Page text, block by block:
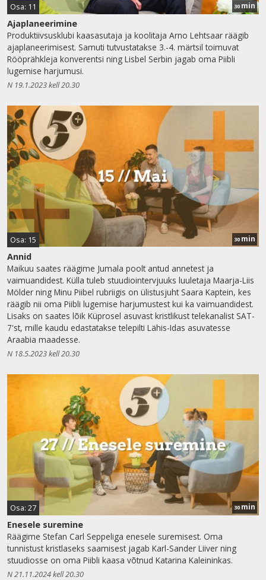
Osa: 11 30 min
Ajaplaneerimine
Produktiivsusklubi kaasasutaja ja koolitaja Arno Lehtsaar räägib
ajaplaneerimisest. Samuti tutvustatakse 3.-4. märtsil toimuvat
Rööprähkleja konverentsi ning Lisbel Serbin jagab oma Piibli
lugemise harjumusi.
N 19.1.2023 kell 20.30
Osa: 15 30 min
Annid
Maikuu saates räägime Jumala poolt antud annetest ja
vaimuandidest. Külla tuleb stuudiointervjuuks luuletaja Maarja-Liis
Mölder ning Minu Piibel rubriigis on ülistusjuht Saara Kaptein, kes
räägib nii oma Piibli lugemise harjumustest kui ka vaimuandidest.
Lisaks on saates lõik Küprosel asuvast kristlikust telekanalist SAT-
7'st, mille kaudu edastatakse telepilti Lähis-Idas asuvatesse
Araabia maadesse.
N 18.5.2023 kell 20.30
Osa: 27 30min
Enesele suremine
Räägime Stefan Carl Seppeliga enesele suremisest. Oma
tunnistust kristlaseks saamisest jagab Karl-Sander Liiver ning
stuudiosse on oma Piibli kaasa võtnud Katarina Kaleininkas.
N 21.11.2024 kell 20.30